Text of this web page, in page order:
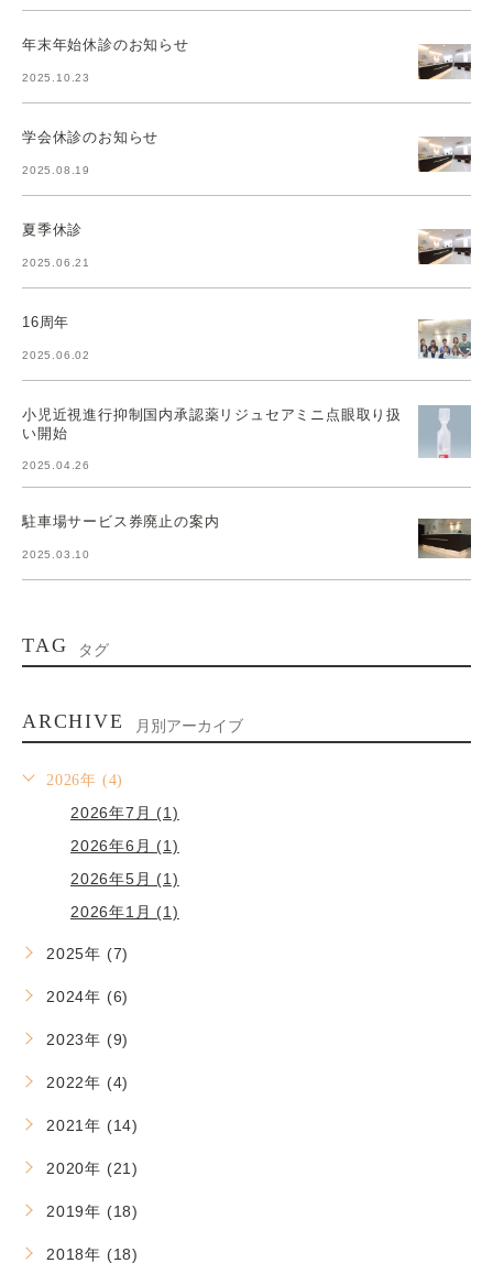
年末年始休診のお知らせ
2025.10.23
学会休診のお知らせ
2025.08.19
夏季休診
2025.06.21
16周年
2025.06.02
小児近視進行抑制国内承認薬リジュセアミニ点眼取り扱
い開始
2025.04.26
駐車場サービス券廃止の案内
2025.03.10
TAG タグ
ARCHIVE 月別アーカイブ
2026年 (4)
2026年7月 (1)
2026年6月 (1)
2026年5月 (1)
2026年1月 (1)
2025年 (7)
2024年 (6)
2023年 (9)
2022年 (4)
2021年 (14)
2020年 (21)
2019年 (18)
2018年 (18)